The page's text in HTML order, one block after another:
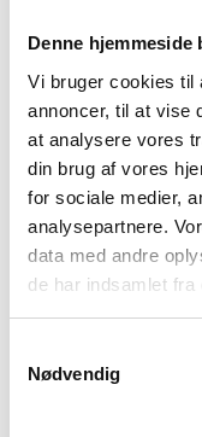
Denne hjemmeside
Vi bruger cookies til
annoncer, til at vise
at analysere vores
din brug af vores
for sociale medier,
analysepartnere.
data med andre
de har indsamlet fra
Nødvendig
og løst støttekryds,
Produktet
opbevaring og er
miljøer med fokus